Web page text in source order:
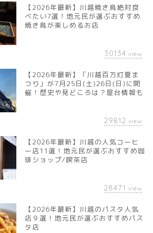
【2026年最新】川越焼き鳥絶対食
べたい7選！地元民が選ぶおすすめ
焼き鳥が楽しめるお店
30134 view
【2026年最新】「川越百万灯夏ま
つり」が7月25日(土)26日(日)に開
催！歴史や見どころは？屋台情報も
29812 view
【2026年最新】川越の人気コーヒ
ー店11選！地元民が選ぶおすすめ珈
琲ショップ/喫茶店
28471 view
【2026年最新】川越のパスタ人気
店９選！地元民が選ぶおすすめパス
タ店